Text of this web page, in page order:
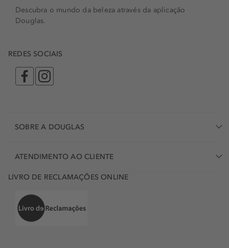
Descubra o mundo da beleza através da aplicação
Douglas.
REDES SOCIAIS
SOBRE A DOUGLAS
ATENDIMENTO AO CLIENTE
LIVRO DE RECLAMAÇÕES ONLINE